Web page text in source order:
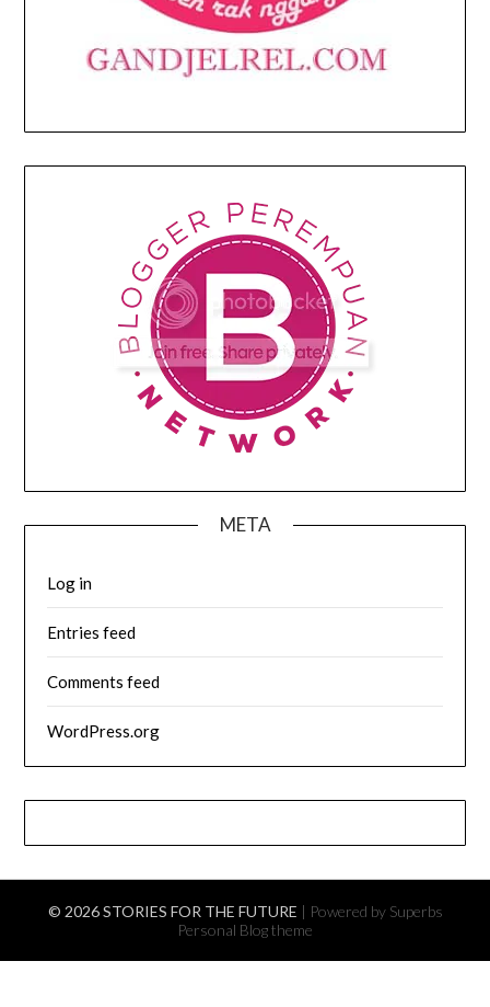
META
Log in
Entries feed
Comments feed
WordPress.org
© 2026 STORIES FOR THE FUTURE | Powered by Superbs
Personal Blog theme